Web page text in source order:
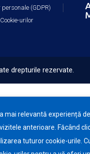
(GDPR)
urilor
drepturile rezervate.
mai relevantă experiență de
anterioare. Făcând
tuturor cookie-urile.